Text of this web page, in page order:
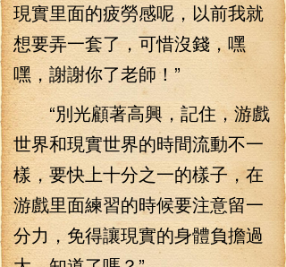
現實里面的疲勞感呢，以前我就
想要弄一套了，可惜沒錢，嘿
嘿，謝謝你了老師！”
“別光顧著高興，記住，游戲
世界和現實世界的時間流動不一
樣，要快上十分之一的樣子，在
游戲里面練習的時候要注意留一
分力，免得讓現實的身體負擔過